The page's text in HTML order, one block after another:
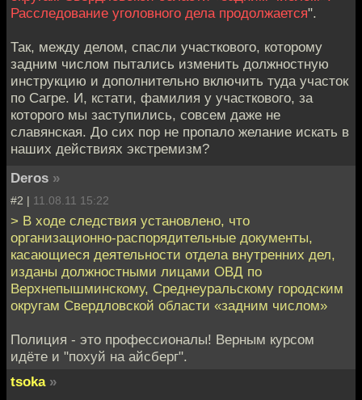
Расследование уголовного дела продолжается".
Так, между делом, спасли участкового, которому
задним числом пытались изменить должностную
инструкцию и дополнительно включить туда участок
по Сагре. И, кстати, фамилия у участкового, за
которого мы заступились, совсем даже не
славянская. До сих пор не пропало желание искать в
наших действиях экстремизм?
Deros »
#2 | 11.08.11 15:22
> В ходе следствия установлено, что
организационно-распорядительные документы,
касающиеся деятельности отдела внутренних дел,
изданы должностными лицами ОВД по
Верхнепышминскому, Среднеуральскому городским
округам Свердловской области «задним числом»
Полиция - это профессионалы! Верным курсом
идёте и "похуй на айсберг".
tsoka »